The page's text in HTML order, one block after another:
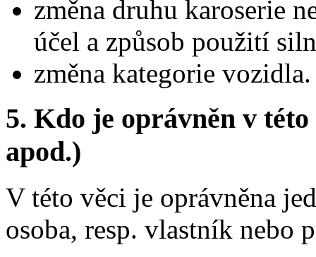
změna druhu karoserie
účel a způsob použití
změna kategorie vozidla.
5. Kdo je oprávněn v
apod.)
V této věci je oprávněna
osoba, resp. vlastník nebo